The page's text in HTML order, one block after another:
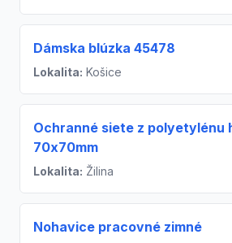
Dámska blúzka 45478
Lokalita: Košice
Ochranné siete z polyetylénu
70x70mm
Lokalita: Žilina
Nohavice pracovné zimné